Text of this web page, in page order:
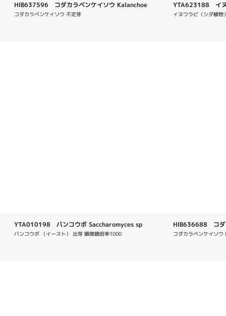
HIB637596 コダカラベンケイソウ Kalanchoe
daigremontiana
コダカラベンケイソウ 不定芽
YTA623188 イ
イヌワラビ（シダ植
YTA010198 パンコウボ Saccharomyces sp
パンコウボ （イースト） 出芽 顕微鏡倍率1000
HIB636688 コダ
daigremontiana
コダカラベンケイソウ